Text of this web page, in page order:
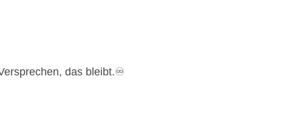
das bleibt.♾️